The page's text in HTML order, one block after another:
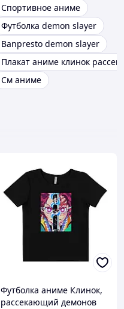
Спортивное аниме
Футболка demon slayer
Banpresto demon slayer
Плакат аниме клинок
См аниме
Футболка аниме Клинок,
рассекающий демонов